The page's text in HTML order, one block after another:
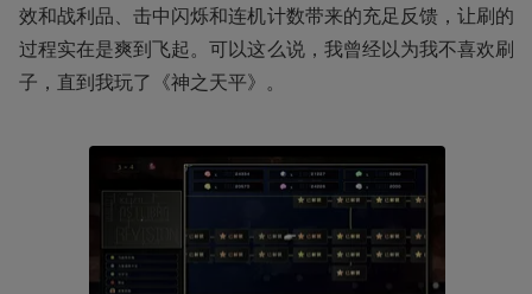
效和战利品、击中闪烁和连机计数带来的充足反馈，让刷的
过程实在是爽到飞起。可以这么说，我曾经以为我不喜欢刷
子，直到我玩了《神之天平》。